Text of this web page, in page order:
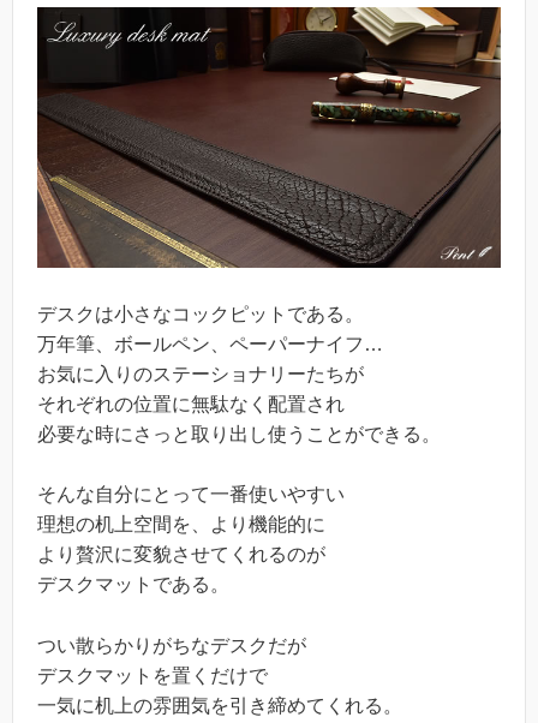
デスクは小さなコックピットである。
万年筆、ボールペン、ペーパーナイフ…
お気に入りのステーショナリーたちが
それぞれの位置に無駄なく配置され
必要な時にさっと取り出し使うことができる。
そんな自分にとって一番使いやすい
理想の机上空間を、より機能的に
より贅沢に変貌させてくれるのが
デスクマットである。
つい散らかりがちなデスクだが
デスクマットを置くだけで
一気に机上の雰囲気を引き締めてくれる。